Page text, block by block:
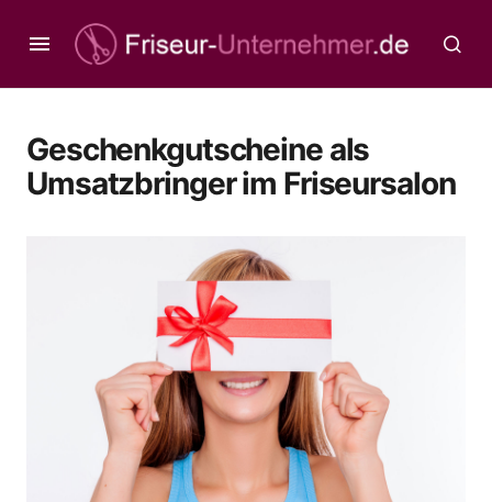
Geschenkgutscheine als
Umsatzbringer im Friseursalon